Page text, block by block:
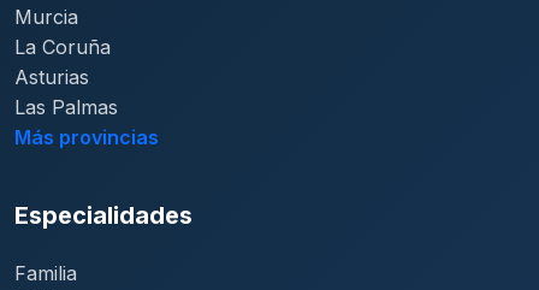
Murcia
La Coruña
Asturias
Las Palmas
Más provincias
Especialidades
Familia